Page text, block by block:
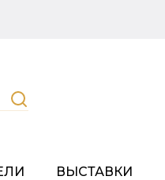
ВЫСТАВКИ